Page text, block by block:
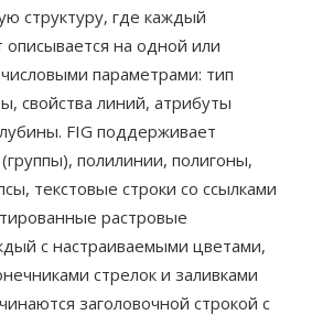
структуру, где каждый
описывается на одной или
параметрами: тип
свойства линий, атрибуты
FIG поддерживает
полилинии, полигоны,
текстовые строки со ссылками
растровые
с настраиваемыми цветами,
стрелок и заливками
заголовочной строкой с